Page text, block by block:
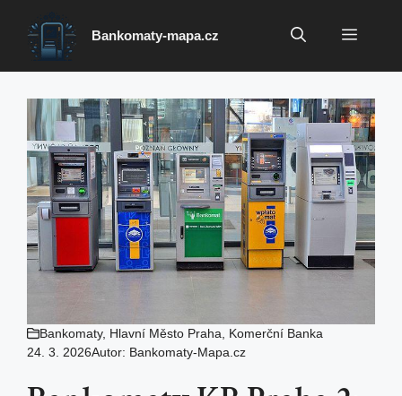
obsah
Bankomaty-mapa.cz Menu
Bankomaty, Hlavní Město Praha
Komerční Banka
24. 3. 2026Autor: Bankomaty-Mapa.cz